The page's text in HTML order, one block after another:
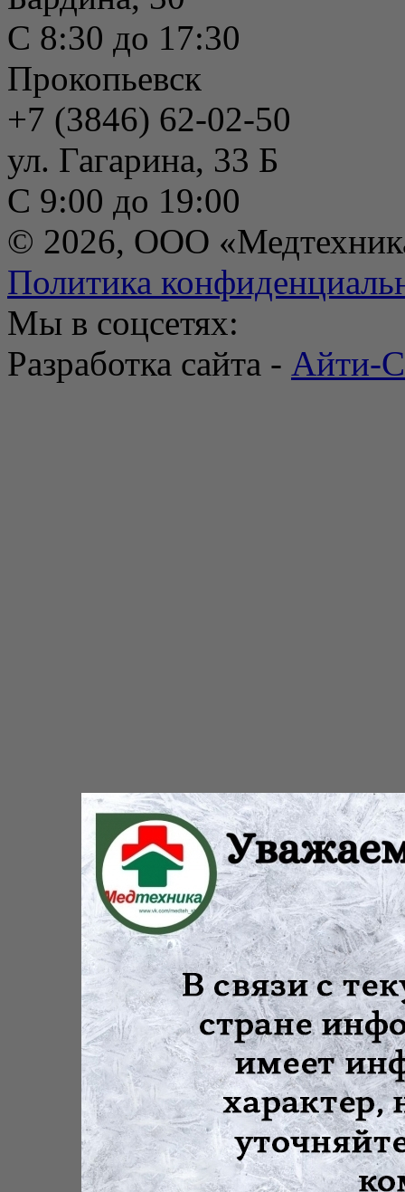
С 8:30 до 17:30
Прокопьевск
+7 (3846) 62-02-50
ул. Гагарина, 33 Б
С 9:00 до 19:00
© 2026, ООО
Политика
Мы в соцсетях:
Разработка сайта - Айти-